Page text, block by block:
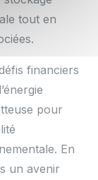
tout en
financiers
pour
En
un avenir